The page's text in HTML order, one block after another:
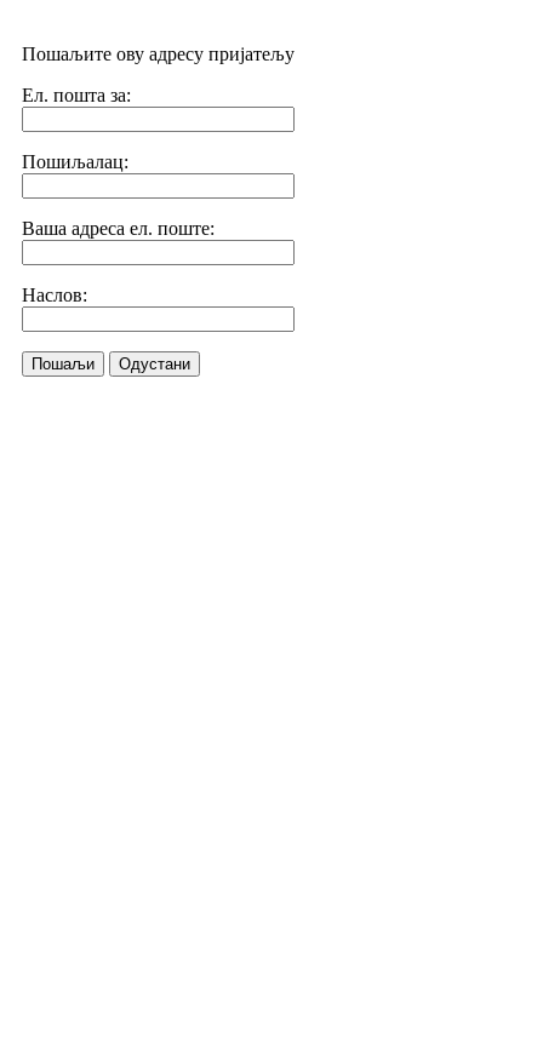
Пошаљите ову адресу пријатељу
Ел. пошта за:
Пошиљалац:
Ваша адреса ел. поште:
Наслов:
Пошаљи Одустани